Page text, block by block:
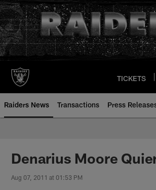
Skip
to
main
content
TICKETS
Raiders News Transactions Press
Denarius Moore
Aug 07, 2011 at 01:53 PM